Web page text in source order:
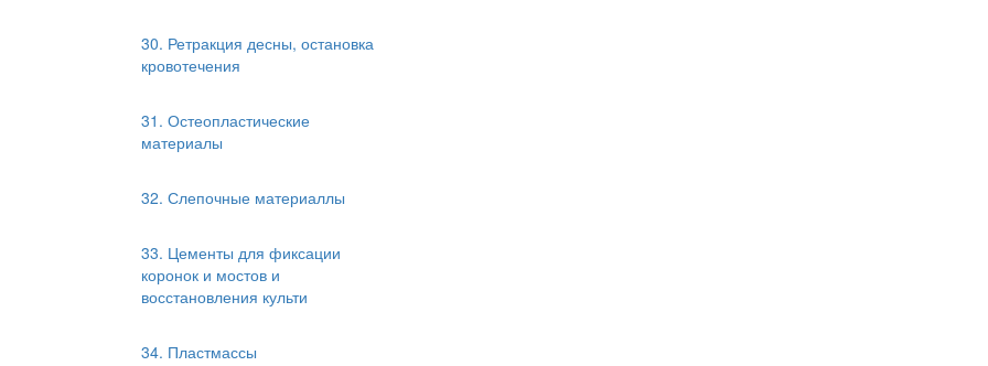
30. Ретракция десны, остановка
кровотечения
31. Остеопластические
материалы
32. Слепочные материаллы
33. Цементы для фиксации
коронок и мостов и
восстановления культи
34. Пластмассы